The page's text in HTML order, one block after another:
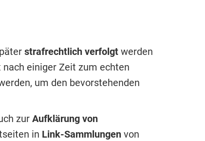
strafrechtlich verfolgt werden
einiger Zeit zum echten
um den bevorstehenden
zur Aufklärung von
in Link-Sammlungen von